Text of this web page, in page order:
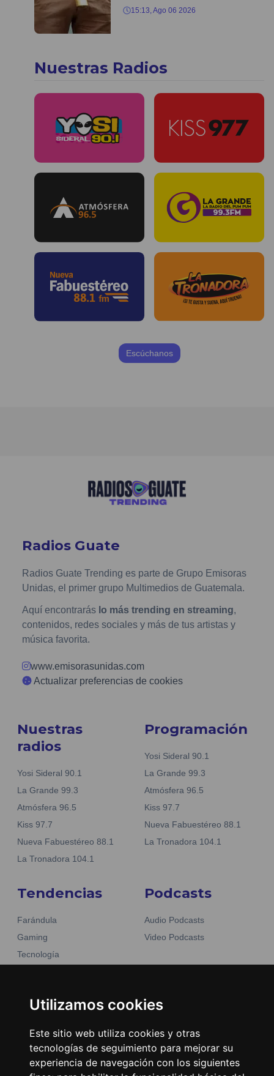
Utilizamos cookies
Este sitio web utiliza cookies y otras
tecnologías de seguimiento para mejorar su
experiencia de navegación con los siguientes
15:13, Ago 06 2026
Nuestras Radios
Escúchanos
Radios Guate
Radios Guate Trending es parte de Grupo Emisoras
Unidas, el primer grupo Multimedios de Guatemala.
Aquí encontrarás lo más trending en streaming,
contenidos, redes sociales y más de tus artistas y
música favorita.
www.emisorasunidas.com
Actualizar preferencias de cookies
Nuestras
radios
Yosi Sideral 90.1
La Grande 99.3
Atmósfera 96.5
Kiss 97.7
Nueva Fabuestéreo 88.1
La Tronadora 104.1
Programación
Yosi Sideral 90.1
La Grande 99.3
Atmósfera 96.5
Kiss 97.7
Nueva Fabuestéreo 88.1
La Tronadora 104.1
Tendencias
Farándula
Gaming
Tecnología
Noticias
Podcasts
Audio Podcasts
Video Podcasts
Emisoras Unidas
Encuéntranos